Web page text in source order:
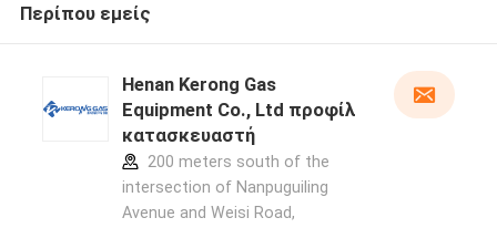
Περίπου εμείς
Henan Kerong Gas
Equipment Co., Ltd προφίλ
κατασκευαστή
200 meters south of the
intersection of Nanpuguiling
Avenue and Weisi Road,